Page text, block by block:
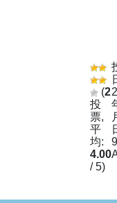
(2
投
票,
平
均:
4.00
/ 5)